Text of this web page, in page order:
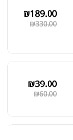
₪330.00
₪189.00
₪60.00
₪39.00